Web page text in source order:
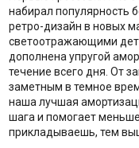
набирал популярность
ретро-дизайн в новых
светоотражающими
дополнена упругой
течение всего дня. От
заметным в темное
наша лучшая
шага и помогает
прикладываешь, тем